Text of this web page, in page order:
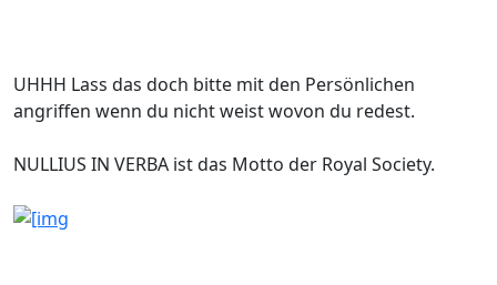
UHHH Lass das doch bitte mit den Persönlichen
angriffen wenn du nicht weist wovon du redest.
NULLIUS IN VERBA ist das Motto der Royal Society.